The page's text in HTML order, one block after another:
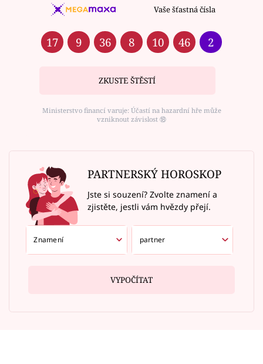
Vaše šťastná čísla
17 9 36 8 10 46 2
ZKUSTE ŠTĚSTÍ
Ministerstvo financí varuje: Účastí na hazardní hře může
vzniknout závislost ⑱
PARTNERSKÝ HOROSKOP
Jste si souzení? Zvolte znamení a
zjistěte, jestli vám hvězdy přejí.
VYPOČÍTAT